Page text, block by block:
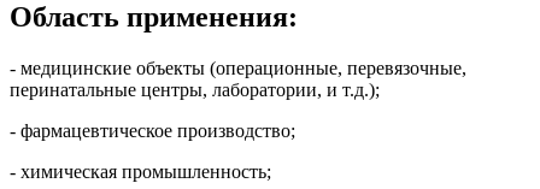
Область применения:
- медицинские объекты (операционные, перевязочные,
перинатальные центры, лаборатории, и т.д.);
- фармацевтическое производство;
- химическая промышленность;